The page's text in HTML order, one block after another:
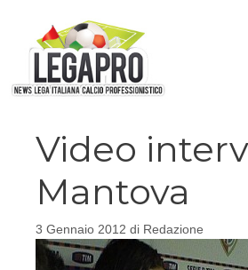
contenuto
Video
Mantova
3 Gennaio 2012 di Redazione